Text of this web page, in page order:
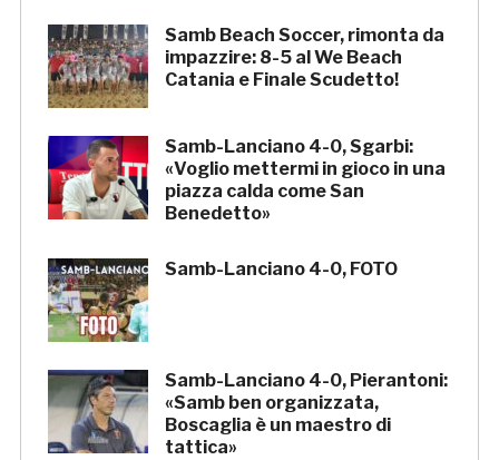
Samb Beach Soccer, rimonta da
impazzire: 8-5 al We Beach
Catania e Finale Scudetto!
Samb-Lanciano 4-0, Sgarbi:
«Voglio mettermi in gioco in una
piazza calda come San
Benedetto»
Samb-Lanciano 4-0, FOTO
Samb-Lanciano 4-0, Pierantoni:
«Samb ben organizzata,
Boscaglia è un maestro di
tattica»